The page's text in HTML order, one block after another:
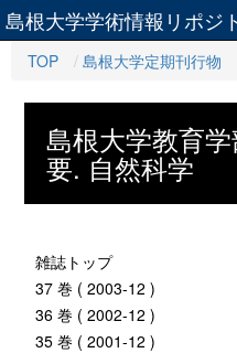
島根大学学術情報リポジ
TOP 島根大学定期刊行物
島根大学教育
要. 自然科学
雑誌トップ
37 巻 ( 2003-12 )
36 巻 ( 2002-12 )
35 巻 ( 2001-12 )